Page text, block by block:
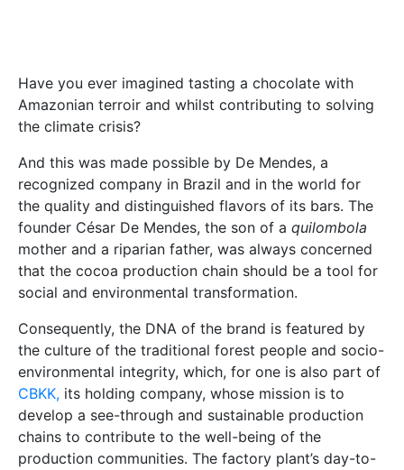
Have you ever imagined tasting a chocolate with
Amazonian terroir and whilst contributing to solving
the climate crisis?
And this was made possible by De Mendes, a
recognized company in Brazil and in the world for
the quality and distinguished flavors of its bars. The
founder César De Mendes, the son of a quilombola
mother and a riparian father, was always concerned
that the cocoa production chain should be a tool for
social and environmental transformation.
Consequently, the DNA of the brand is featured by
the culture of the traditional forest people and socio-
environmental integrity, which, for one is also part of
CBKK, its holding company, whose mission is to
develop a see-through and sustainable production
chains to contribute to the well-being of the
production communities. The factory plant’s day-to-